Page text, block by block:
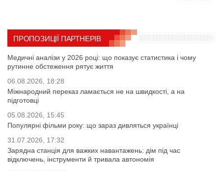
ПРОПОЗИЦІЇ ПАРТНЕРІВ
Медичні аналізи у 2026 році: що показує статистика і чому
рутинне обстеження рятує життя
06.08.2026, 18:28
Міжнародний переказ ламається не на швидкості, а на
підготовці
05.08.2026, 15:45
Популярні фільми року: що зараз дивляться українці
31.07.2026, 17:32
Зарядна станція для важких навантажень: дім під час
відключень, інструменти й тривала автономія